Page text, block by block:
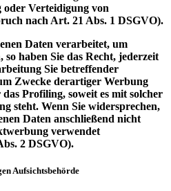
oder Verteidigung von
nach Art. 21 Abs. 1 DSGVO).
Daten verarbeitet, um
haben Sie das Recht, jederzeit
Sie betreffender
Zwecke derartiger Werbung
Profiling, soweit es mit solcher
steht. Wenn Sie widersprechen,
Daten anschließend nicht
verwendet
2 DSGVO).
Aufsichtsbehörde